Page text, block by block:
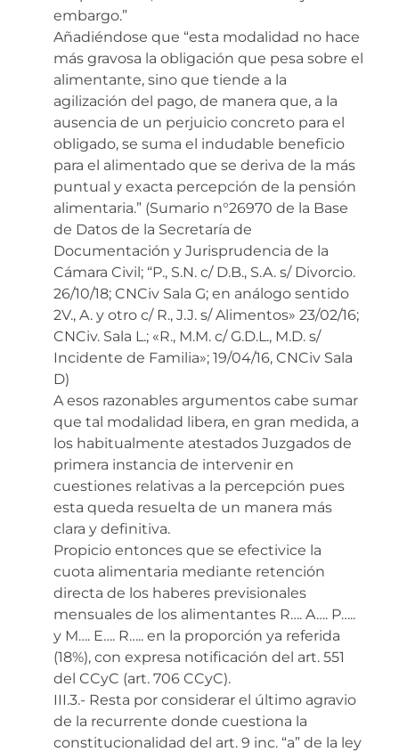
embargo.”
Añadiéndose que “esta modalidad no hace
más gravosa la obligación que pesa sobre el
alimentante, sino que tiende a la
agilización del pago, de manera que, a la
ausencia de un perjuicio concreto para el
obligado, se suma el indudable beneficio
para el alimentado que se deriva de la más
puntual y exacta percepción de la pensión
alimentaria.” (Sumario n°26970 de la Base
de Datos de la Secretaría de
Documentación y Jurisprudencia de la
Cámara Civil; “P., S.N. c/ D.B., S.A. s/ Divorcio.
26/10/18; CNCiv Sala G; en análogo sentido
2V., A. y otro c/ R., J.J. s/ Alimentos» 23/02/16;
CNCiv. Sala L.; «R., M.M. c/ G.D.L., M.D. s/
Incidente de Familia»; 19/04/16, CNCiv Sala
D)
A esos razonables argumentos cabe sumar
que tal modalidad libera, en gran medida, a
los habitualmente atestados Juzgados de
primera instancia de intervenir en
cuestiones relativas a la percepción pues
esta queda resuelta de un manera más
clara y definitiva.
Propicio entonces que se efectivice la
cuota alimentaria mediante retención
directa de los haberes previsionales
mensuales de los alimentantes R…. A…. P…..
y M…. E…. R….. en la proporción ya referida
(18%), con expresa notificación del art. 551
del CCyC (art. 706 CCyC).
III.3.- Resta por considerar el último agravio
de la recurrente donde cuestiona la
constitucionalidad del art. 9 inc. “a” de la ley